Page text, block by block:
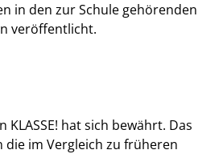
in den zur Schule gehörenden
veröffentlicht.
KLASSE! hat sich bewährt. Das
die im Vergleich zu früheren